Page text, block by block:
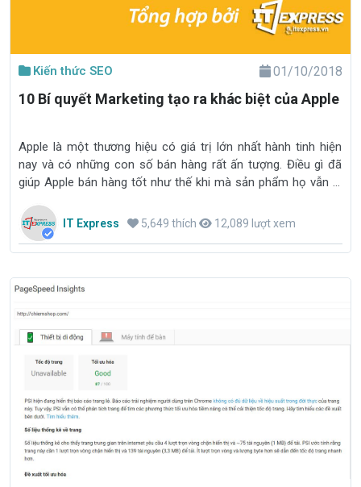
Kiến thức SEO 01/10/2018
10 Bí quyết Marketing tạo ra khác biệt của Apple
Apple là một thương hiệu có giá trị lớn nhất hành tinh hiện
nay và có những con số bán hàng rất ấn tượng. Điều gì đã
giúp Apple bán hàng tốt như thế khi mà sản phẩm họ vẫn là
IT Express 5,649 thích 12,089 lượt xem